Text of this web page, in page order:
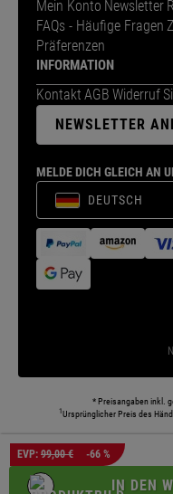
EVP: 99,00 € -66 %
IN DEN
Mein Konto Newsletter
FAQs - Häufige Fragen
Präferenzen
INFORMATION
Kontakt AGB Widerruf
NEWSLETTER
MELDE DICH GLEICH AN
DEUTSCH
* Preisangaben inkl.
1Ursprünglicher Preis des
Die abgebildeten Models und
dargestellten Produkte